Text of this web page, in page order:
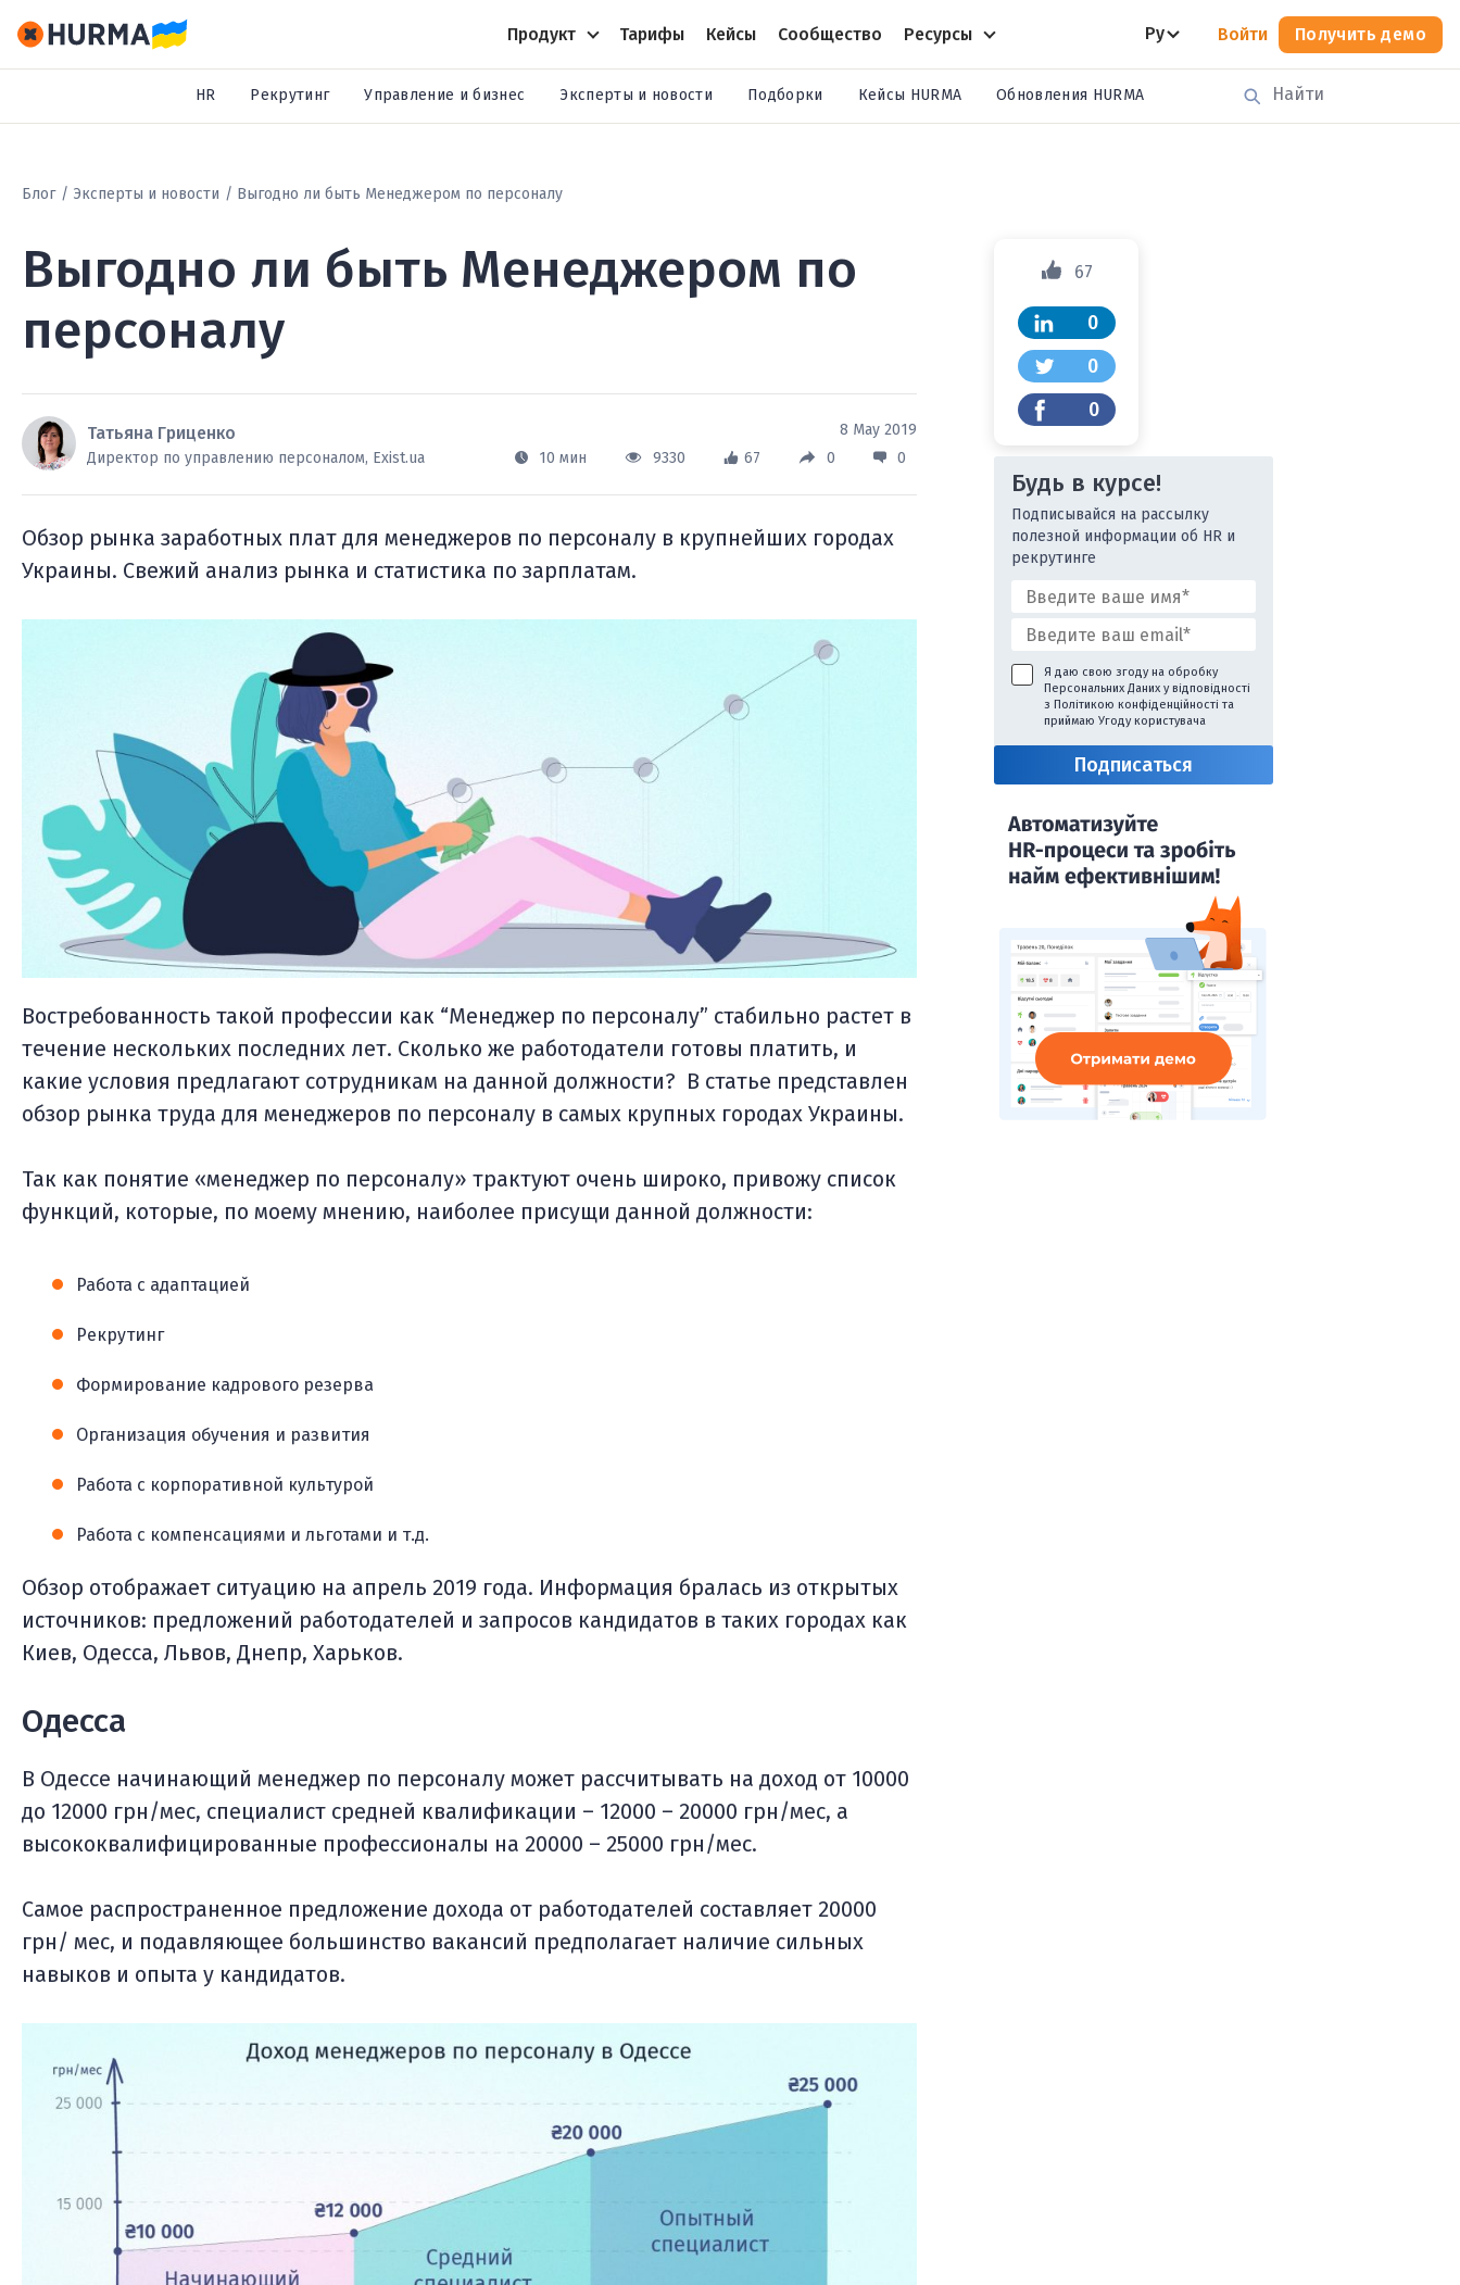
Продукт Тарифы Кейсы Сообщество Ресурсы Ру Войти Получить демо
HR Рекрутинг Управление и бизнес Эксперты и новости Подборки Кейсы HURMA Обновления HURMA
Блог Эксперты и новости Выгодно ли быть Менеджером по персоналу
Выгодно ли быть Менеджером по
персоналу
Татьяна Гриценко
Директор по управлению персоналом, Exist.ua
8 May 2019
10 мин
9330 67 0 0
Обзор рынка заработных плат для менеджеров по персоналу в крупнейших городах
Украины. Свежий анализ рынка и статистика по зарплатам.
Востребованность такой профессии как “Менеджер по персоналу” стабильно растет в
течение нескольких последних лет. Сколько же работодатели готовы платить, и
какие условия предлагают сотрудникам на данной должности? В статье представлен
обзор рынка труда для менеджеров по персоналу в самых крупных городах Украины.
Так как понятие «менеджер по персоналу» трактуют очень широко, привожу список
функций, которые, по моему мнению, наиболее присущи данной должности:
Работа с адаптацией
Рекрутинг
Формирование кадрового резерва
Организация обучения и развития
Работа с корпоративной культурой
Работа с компенсациями и льготами и т.д.
Обзор отображает ситуацию на апрель 2019 года. Информация бралась из открытых
источников: предложений работодателей и запросов кандидатов в таких городах как
Киев, Одесса, Львов, Днепр, Харьков.
Одесса
В Одессе начинающий менеджер по персоналу может рассчитывать на доход от 10000
до 12000 грн/мес, специалист средней квалификации – 12000 – 20000 грн/мес, а
высококвалифицированные профессионалы на 20000 – 25000 грн/мес.
Самое распространенное предложение дохода от работодателей составляет 20000
грн/ мес, и подавляющее большинство вакансий предполагает наличие сильных
навыков и опыта у кандидатов.
67
0
0
0
Будь в курсе!
Подписывайся на рассылку
полезной информации об HR и
рекрутинге
Я даю свою згоду на обробку
Персональних Даних у відповідності
з Політикою конфіденційності та
приймаю Угоду користувача